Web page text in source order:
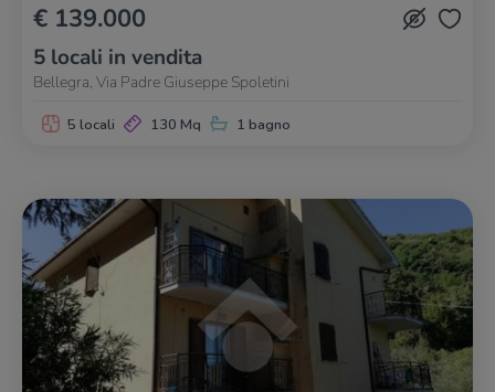
€ 139.000
5 locali in vendita
Bellegra, Via Padre Giuseppe Spoletini
5 locali 130 Mq 1 bagno